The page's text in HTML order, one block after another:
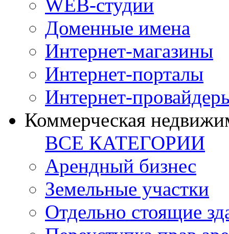
WEB-студии
Доменные имена
Интернет-магазины
Интернет-порталы
Интернет-
Коммерческая
ВСЕ КАТЕГОРИИ
Арендный бизнес
Земельные участки
Отдельно стоящие